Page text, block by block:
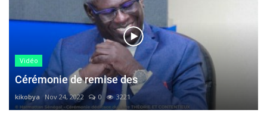
Vidéo
Cérémonie de remise des
kikobya Nov 24, 2022 0 3221